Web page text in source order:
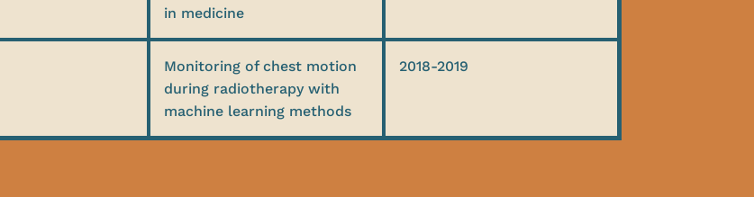
in medicine
Monitoring of chest motion
during radiotherapy with
machine learning methods
2018-2019